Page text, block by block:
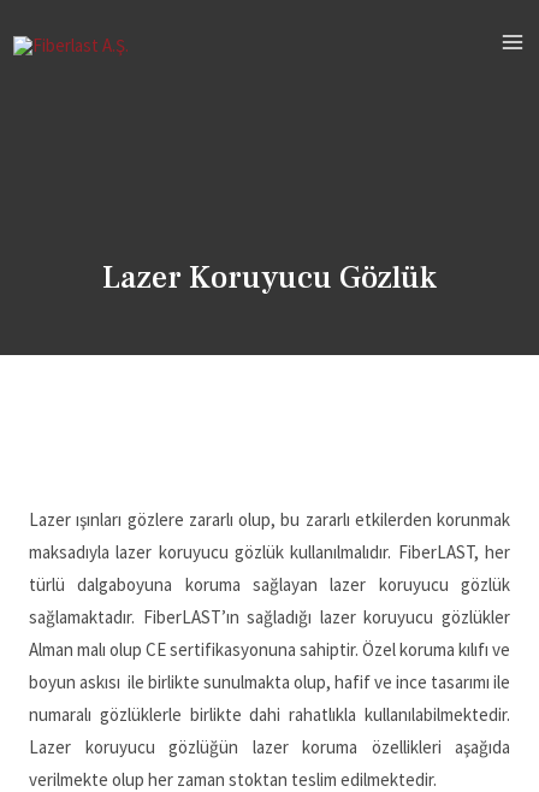
Lazer Koruyucu Gözlük
Lazer ışınları gözlere zararlı olup, bu zararlı etkilerden korunmak
maksadıyla lazer koruyucu gözlük kullanılmalıdır. FiberLAST, her
türlü dalgaboyuna koruma sağlayan lazer koruyucu gözlük
sağlamaktadır. FiberLAST’ın sağladığı lazer koruyucu gözlükler
Alman malı olup CE sertifikasyonuna sahiptir. Özel koruma kılıfı ve
boyun askısı ile birlikte sunulmakta olup, hafif ve ince tasarımı ile
numaralı gözlüklerle birlikte dahi rahatlıkla kullanılabilmektedir.
Lazer koruyucu gözlüğün lazer koruma özellikleri aşağıda
verilmekte olup her zaman stoktan teslim edilmektedir.